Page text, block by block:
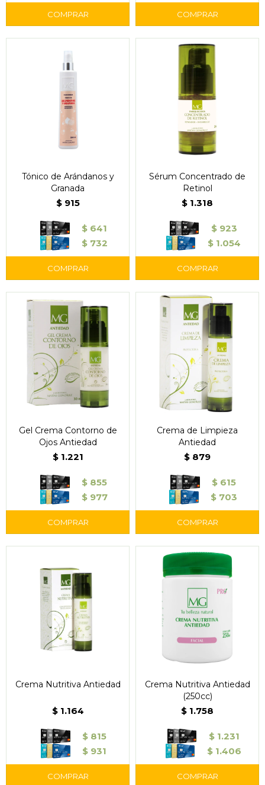
Tónico de Arándanos y
Granada
$ 915
$ 641
$ 732
Sérum Concentrado de
Retinol
$ 1.318
$ 923
$ 1.054
Gel Crema Contorno de
Ojos Antiedad
$ 1.221
$ 855
$ 977
Crema de Limpieza
Antiedad
$ 879
$ 615
$ 703
Crema Nutritiva Antiedad
$ 1.164
$ 815
$ 931
Crema Nutritiva Antiedad
(250cc)
$ 1.758
$ 1.231
$ 1.406